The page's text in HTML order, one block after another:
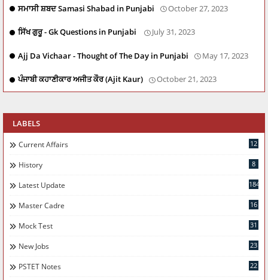
ਸਮਾਸੀ ਸ਼ਬਦ Samasi Shabad in Punjabi October 27, 2023
ਸਿੱਖ ਗੁਰੂ - Gk Questions in Punjabi July 31, 2023
Ajj Da Vichaar - Thought of The Day in Punjabi May 17, 2023
ਪੰਜਾਬੀ ਕਹਾਣੀਕਾਰ ਅਜੀਤ ਕੌਰ (Ajit Kaur) October 21, 2023
LABELS
Current Affairs 12
History 8
Latest Update 184
Master Cadre 16
Mock Test 31
New Jobs 23
PSTET Notes 22